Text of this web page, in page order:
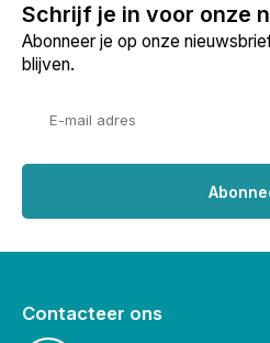
Schrijf je in voor onze
Abonneer je op onze
blijven.
Contacteer ons